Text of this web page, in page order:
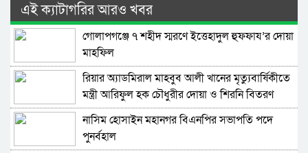
এই ক্যাটাগরির আরও খবর
গোলাপগঞ্জে ৭ শহীদ স্মরণে ইত্তেহাদুল হুফফায’র দোয়া
মাহফিল
রিয়ার অ্যাডমিরাল মাহবুব আলী খানের মৃত্যুবার্ষিকীতে
মন্ত্রী আরিফুল হক চৌধুরীর দোয়া ও শিরনি বিতরণ
নাসিম হোসাইন মহানগর বিএনপির সভাপতি পদে
পুনর্বহাল